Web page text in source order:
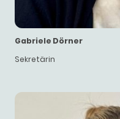
Gabriele Dörner
Sekretärin